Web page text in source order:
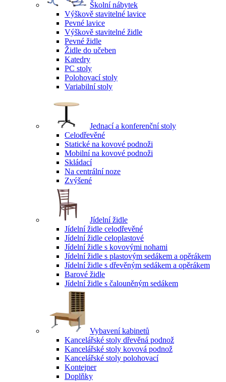
Školní nábytek
Výškově stavitelné lavice
Pevné lavice
Výškově stavitelné židle
Pevné židle
Židle do učeben
Katedry
PC stoly
Polohovací stoly
Variabilní stoly
Jednací a konferenční stoly
Celodřevěné
Statické na kovové podnoži
Mobilní na kovové podnoži
Skládací
Na centrální noze
Zvýšené
Jídelní židle
Jídelní židle celodřevěné
Jídelní židle celoplastové
Jídelní židle s kovovými nohami
Jídelní židle s plastovým sedákem a opěrákem
Jídelní židle s dřevěným sedákem a opěrákem
Barové židle
Jídelní židle s čalouněným sedákem
Vybavení kabinetů
Kancelářské stoly dřevěná podnož
Kancelářské stoly kovová podnož
Kancelářské stoly polohovací
Kontejner
Doplňky